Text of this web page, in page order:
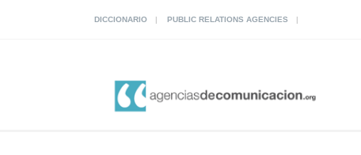
DICCIONARIO PUBLIC RELATIONS AGENCIES